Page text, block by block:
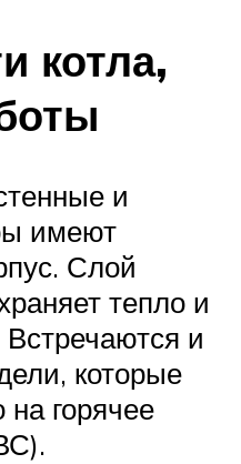
котла,
и
имеют
Слой
тепло и
и
которые
на горячее